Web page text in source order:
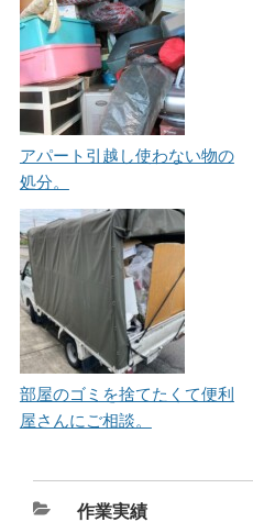
アパート引越し使わない物の
処分。
部屋のゴミを捨てたくて便利
屋さんにご相談。
カ
作業実績